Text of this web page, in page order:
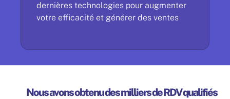
dernières technologies pour augmenter
votre efficacité et générer des ventes
Nous avons obtenu des milliers de RDV qualifiés